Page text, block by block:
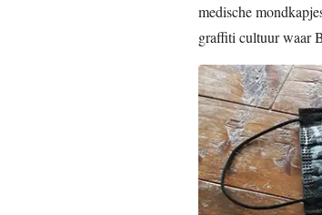
medische
graffiti cultuur waar